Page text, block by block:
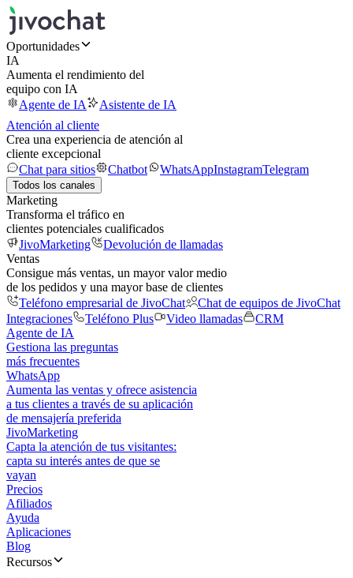
Oportunidades
IA
Aumenta el rendimiento del
equipo con IA
Agente de IA
Asistente de IA
Atención al cliente
Crea una experiencia de atención al
cliente excepcional
Chat para sitios
Chatbot WhatsAppInstagramTelegram
Todos los canales
Marketing
Transforma el tráfico en
clientes potenciales cualificados
JivoMarketing
Devolución de llamadas
Ventas
Consigue más ventas, un mayor valor medio
de los pedidos y una mayor base de clientes
Teléfono empresarial de JivoChat
Chat de equipos de JivoChat
Integraciones
Teléfono Plus Video llamadas
CRM
Agente de IA
Gestiona las preguntas
más frecuentes
WhatsApp
Aumenta las ventas y ofrece asistencia
a tus clientes a través de su aplicación
de mensajería preferida
JivoMarketing
Capta la atención de tus visitantes:
capta su interés antes de que se
vayan
Precios
Afiliados
Ayuda
Aplicaciones
Blog
Recursos